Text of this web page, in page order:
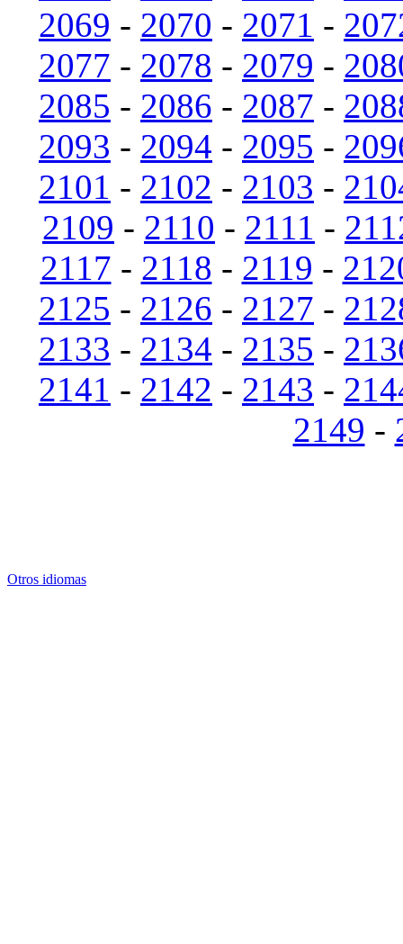
2069 - 2070 - 2071 -
2077 - 2078 - 2079 -
2085 - 2086 - 2087 -
2093 - 2094 - 2095 -
2101 - 2102 - 2103 -
2109 - 2110 - 2111 -
2117 - 2118 - 2119 -
2125 - 2126 - 2127 -
2133 - 2134 - 2135 -
2141 - 2142 - 2143 -
2149 -
Otros idiomas